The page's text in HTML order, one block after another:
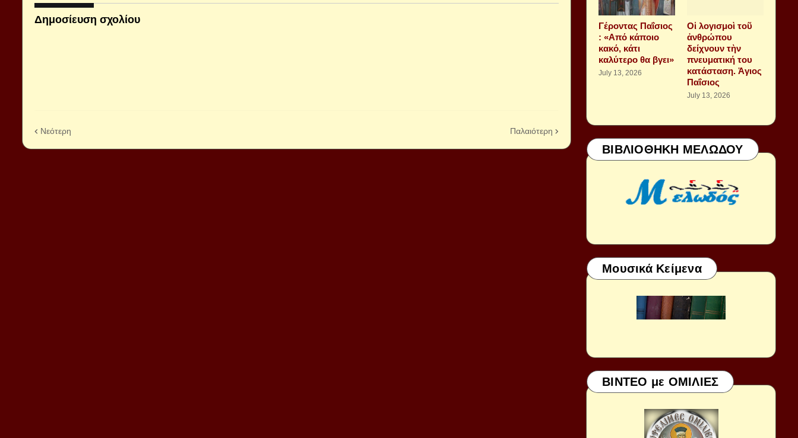
Δημοσίευση σχολίου
Νεότερη Παλαιότερη
Γέροντας Παΐσιος
: «Από κάποιο
κακό, κάτι
καλύτερο θα βγει»
July 13, 2026
Οἱ λογισμοὶ τοῦ
ἀνθρώπου
δείχνουν τὴν
πνευματική του
κατάσταση. Ἁγιος
Παΐσιος
July 13, 2026
ΒΙΒΛΙΟΘΗΚΗ ΜΕΛΩΔΟΥ
Μουσικά Κείμενα
ΒΙΝΤΕΟ με ΟΜΙΛΙΕΣ